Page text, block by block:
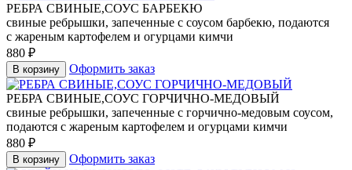
РЕБРА СВИНЫЕ,СОУС БАРБЕКЮ
свиные ребрышки, запеченные с соусом барбекю, подаются
с жареным картофелем и огурцами кимчи
880 ₽
В корзину Оформить заказ
РЕБРА СВИНЫЕ,СОУС ГОРЧИЧНО-МЕДОВЫЙ
свиные ребрышки, запеченные с горчично-медовым соусом,
подаются с жареным картофелем и огурцами кимчи
880 ₽
В корзину Оформить заказ